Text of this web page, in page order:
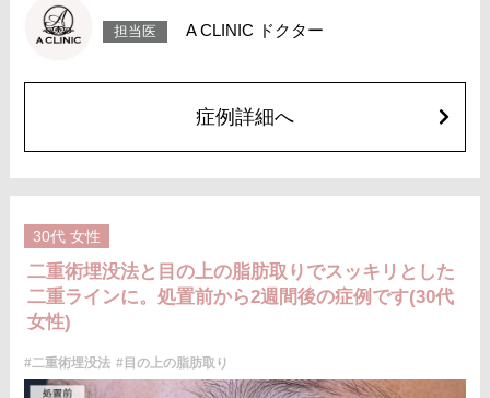
で落ち着いていきますが、個人差があります。また、稀に細菌感染症、左
右差、重瞼ラインの消失・乱れ、縫合糸の露出、結膜腫脹などが生じるこ
アドバンス 2箇所217,800円(税込)～6箇所349,800円(税込)
アペックス シングル437,800円(税込)～ダブル657,800円(税込)
シークレットアイズシングル712,800円(税込)〜ダブル877,800円(税込)
施術名：目の上の脂肪取り
施術内容：上まぶたを約2mmほど小さく切開し、余分な眼窩脂肪を取り除
開するため、傷跡はほとんど目立ちません。脂肪を適切に除去すること
で、まぶたが軽くなり、目元がすっきりとした印象になります。二重のラ
インもよりくっきりと出やすくなるため、眠たそうな目元や重たいまぶた
にお悩みの方に適した施術です。
施術時間：約15分程
リスク、副作用：腫れ、内出血、疼痛などが術後一時的に生じることがご
ざいます。また、稀に細菌感染症、左右差、肥厚性瘢痕、創部陥凹などが
費用：118,800円(税込)〜173,800円(税込)
オプション：笑気麻酔 3,300円(税込)
担当医 A CLINIC ドクター
症例詳細へ
30代 女性
二重術埋没法と目の上の脂肪取りでスッキリとした
二重ラインに。処置前から2週間後の症例です(30代
女性)
#二重術埋没法 #目の上の脂肪取り